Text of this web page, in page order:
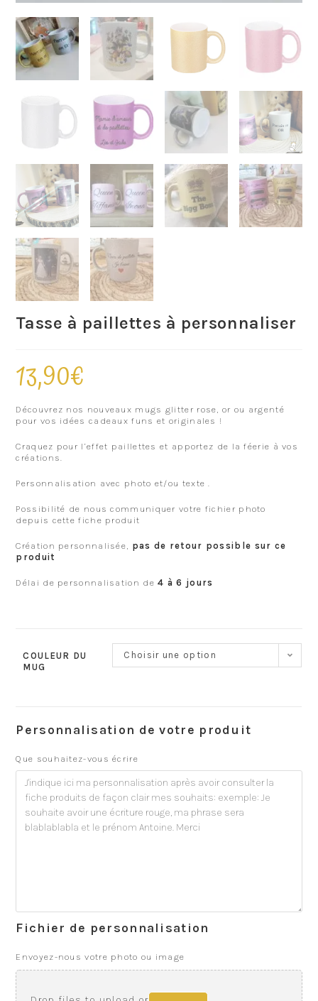
Tasse à paillettes à personnaliser
13,90€
Découvrez nos nouveaux mugs glitter rose, or ou argenté
pour vos idées cadeaux funs et originales !
Craquez pour l’effet paillettes et apportez de la féerie à vos
créations.
Personnalisation avec photo et/ou texte .
Possibilité de nous communiquer votre fichier photo
depuis cette fiche produit
Création personnalisée, pas de retour possible sur ce
produit
Délai de personnalisation de4 à 6 jours
COULEUR DU
MUG
Choisir une option
Personnalisation de votre produit
Que souhaitez-vous écrire
Fichier de personnalisation
Envoyez-nous votre photo ou image